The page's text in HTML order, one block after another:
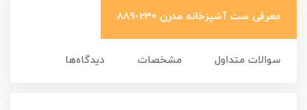
معرفی ست آشپزخانه مدرن 230-889
سوالات متداول مشخصات دیدگاه‌ها